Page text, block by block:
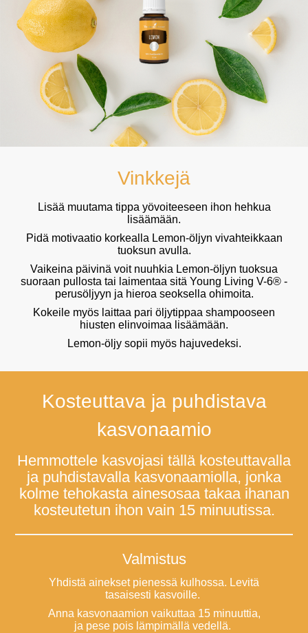
Vinkkejä
Lisää muutama tippa yövoiteeseen ihon hehkua
lisäämään.
Pidä motivaatio korkealla Lemon-öljyn vivahteikkaan
tuoksun avulla.
Vaikeina päivinä voit nuuhkia Lemon-öljyn tuoksua
suoraan pullosta tai laimentaa sitä Young Living V-6® -
perusöljyyn ja hieroa seoksella ohimoita.
Kokeile myös laittaa pari öljytippaa shampooseen
hiusten elinvoimaa lisäämään.
Lemon-öljy sopii myös hajuvedeksi.
Kosteuttava ja puhdistava
kasvonaamio
Hemmottele kasvojasi tällä kosteuttavalla
ja puhdistavalla kasvonaamiolla, jonka
kolme tehokasta ainesosaa takaa ihanan
kosteutetun ihon vain 15 minuutissa.
Valmistus
Yhdistä ainekset pienessä kulhossa. Levitä
tasaisesti kasvoille.
Anna kasvonaamion vaikuttaa 15 minuuttia,
ja pese pois lämpimällä vedellä.